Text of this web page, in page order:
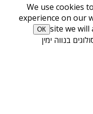
We use cookies
experience on our
site we will
ОК
בנווה ימין